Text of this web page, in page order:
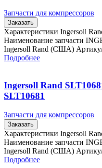
Запчасти для компрессоров
Заказать
Характеристики Ingersoll
Наименование запчасти
Ingersoll Rand (США)
Подробнее
Ingersoll Rand
SLT10681
Запчасти для компрессоров
Заказать
Характеристики Ingersoll
Наименование запчасти
Ingersoll Rand (США)
Подробнее